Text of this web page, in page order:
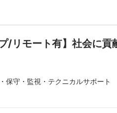
リモート有】社会に貢
保守・監視・テクニカルサポート